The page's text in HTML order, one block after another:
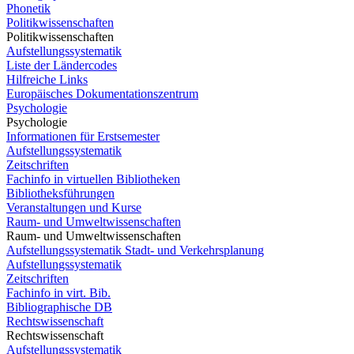
Phonetik
Politikwissenschaften
Politikwissenschaften
Aufstellungssystematik
Liste der Ländercodes
Hilfreiche Links
Europäisches Dokumentationszentrum
Psychologie
Psychologie
Informationen für Erstsemester
Aufstellungssystematik
Zeitschriften
Fachinfo in virtuellen Bibliotheken
Bibliotheksführungen
Veranstaltungen und Kurse
Raum- und Umweltwissenschaften
Raum- und Umweltwissenschaften
Aufstellungssystematik Stadt- und Verkehrsplanung
Aufstellungssystematik
Zeitschriften
Fachinfo in virt. Bib.
Bibliographische DB
Rechtswissenschaft
Rechtswissenschaft
Aufstellungssystematik